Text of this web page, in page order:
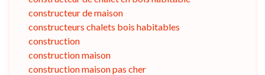
constructeur de maison
constructeurs chalets bois habitables
construction
construction maison
construction maison pas cher